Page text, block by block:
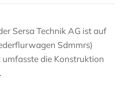
Sersa Technik AG ist auf
Sdmmrs)
die Konstruktion